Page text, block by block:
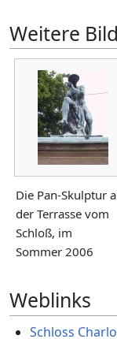
Weitere
Die Pan-Skulptur
der Terrasse vom
Schloß, im
Sommer 2006
Weblinks
Schloss